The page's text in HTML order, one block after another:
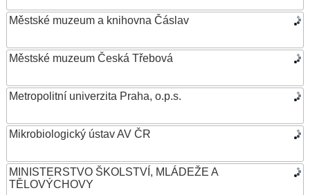
Městské muzeum a knihovna Čáslav
Městské muzeum Česká Třebová
Metropolitní univerzita Praha, o.p.s.
Mikrobiologický ústav AV ČR
MINISTERSTVO ŠKOLSTVÍ, MLÁDEŽE A
TĚLOVÝCHOVY